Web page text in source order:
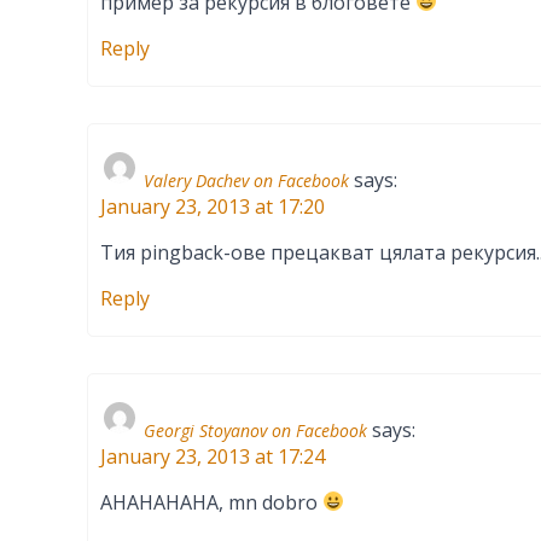
Reply
Valery Dachev on Facebook says:
January 23, 2013 at 17:20
Тия pingback-ове прецакват цялата
Reply
Georgi Stoyanov on Facebook says:
January 23, 2013 at 17:24
AHAHAHAHA, mn dobro